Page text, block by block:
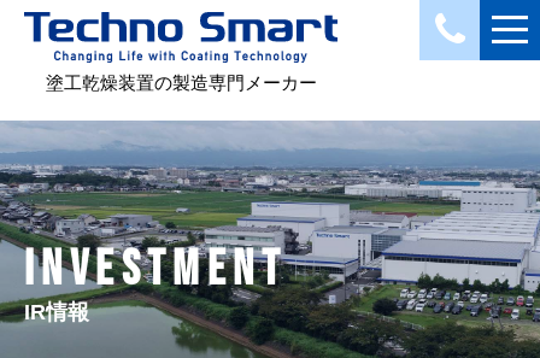
塗工乾燥装置の製造専門メーカー
INVESTMENT
IR情報